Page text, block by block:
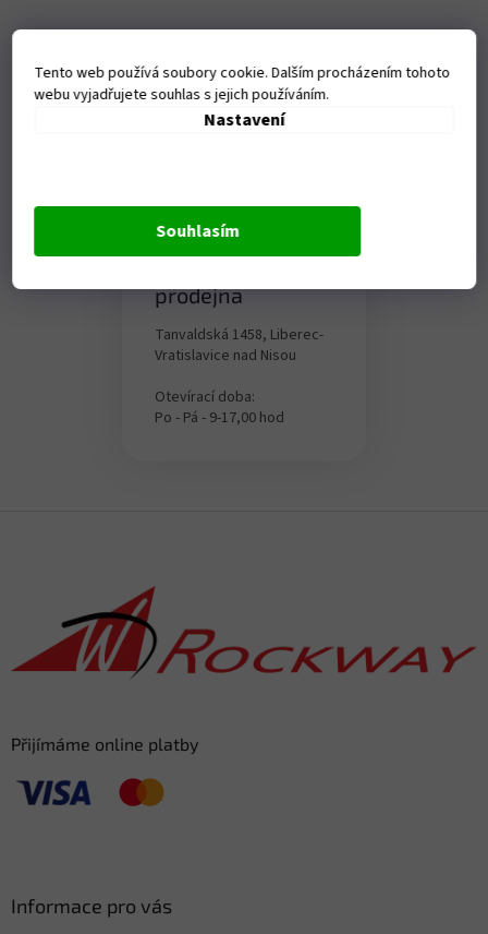
Tento web používá soubory cookie. Dalším procházením tohoto
webu vyjadřujete souhlas s jejich používáním.
Nastavení
Souhlasím
prodejna
Tanvaldská 1458, Liberec-
Vratislavice nad Nisou
Otevírací doba:
Po - Pá - 9-17,00 hod
Přijímáme online platby
Informace pro vás